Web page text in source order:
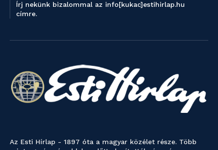
Írj nekünk bizalommal az info[kukac]estihirlap.hu
címre.
Az Esti Hírlap - 1897 óta a magyar közélet része. Több